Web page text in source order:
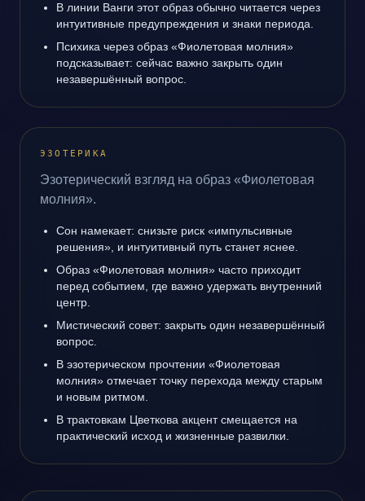
В линии Ванги этот образ обычно читается через
интуитивные предупреждения и знаки периода.
Психика через образ «Фиолетовая молния»
подсказывает: сейчас важно закрыть один
незавершённый вопрос.
ЭЗОТЕРИКА
Эзотерический взгляд на образ «Фиолетовая
молния».
Сон намекает: снизьте риск «импульсивные
решения», и интуитивный путь станет яснее.
Образ «Фиолетовая молния» часто приходит
перед событием, где важно удержать внутренний
центр.
Мистический совет: закрыть один незавершённый
вопрос.
В эзотерическом прочтении «Фиолетовая
молния» отмечает точку перехода между старым
и новым ритмом.
В трактовкам Цветкова акцент смещается на
практический исход и жизненные развилки.